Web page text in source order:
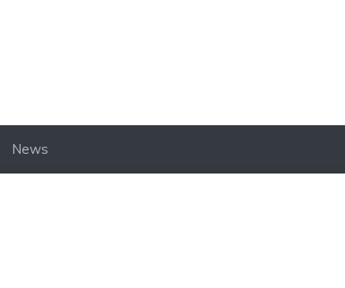
News